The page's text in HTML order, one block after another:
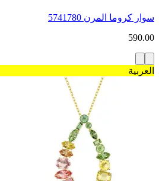
سوار كروما المرن 5741780
590.00
العربية